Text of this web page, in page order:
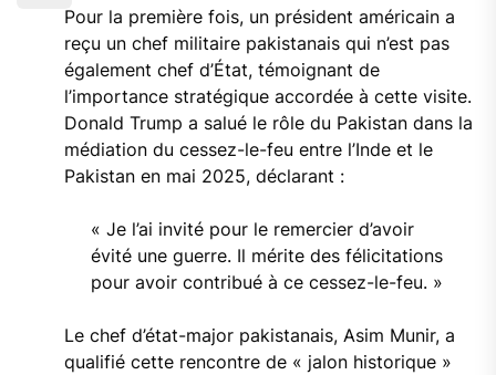
Pour la première fois, un président américain a
reçu un chef militaire pakistanais qui n’est pas
également chef d’État, témoignant de
l’importance stratégique accordée à cette visite.
Donald Trump a salué le rôle du Pakistan dans la
médiation du cessez-le-feu entre l’Inde et le
Pakistan en mai 2025, déclarant :
« Je l’ai invité pour le remercier d’avoir
évité une guerre. Il mérite des félicitations
pour avoir contribué à ce cessez-le-feu. »
Le chef d’état-major pakistanais, Asim Munir, a
qualifié cette rencontre de « jalon historique »